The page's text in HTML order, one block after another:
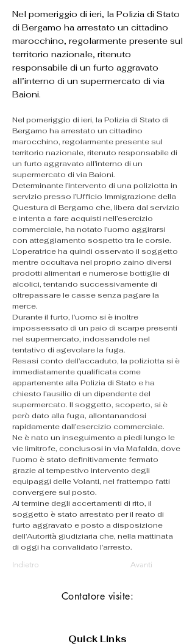
Nel pomeriggio di ieri, la Polizia di Stato
di Bergamo ha arrestato un cittadino
marocchino, regolarmente presente sul
territorio nazionale, ritenuto
responsabile di un furto aggravato
all’interno di un supermercato di via
Baioni.
Nel pomeriggio di ieri, la Polizia di Stato di
Bergamo ha arrestato un cittadino
marocchino, regolarmente presente sul
territorio nazionale, ritenuto responsabile di
un furto aggravato all’interno di un
supermercato di via Baioni.
Determinante l’intervento di una poliziotta in
servizio presso l’Ufficio Immigrazione della
Questura di Bergamo che, libera dal servizio
e intenta a fare acquisti nell’esercizio
commerciale, ha notato l’uomo aggirarsi
con atteggiamento sospetto tra le corsie.
L’operatrice ha quindi osservato il soggetto
mentre occultava nel proprio zaino diversi
prodotti alimentari e numerose bottiglie di
alcolici, tentando successivamente di
oltrepassare le casse senza pagare la
merce.
Durante il furto, l’uomo si è inoltre
impossessato di un paio di scarpe presenti
nel supermercato, indossandole nel
tentativo di agevolare la fuga.
Resasi conto dell’accaduto, la poliziotta si è
immediatamente qualificata come
appartenente alla Polizia di Stato e ha
chiesto l’ausilio di un dipendente del
supermercato. Il soggetto, scoperto, si è
però dato alla fuga, allontanandosi
rapidamente dall’esercizio commerciale.
Ne è nato un inseguimento a piedi lungo le
vie limitrofe, conclusosi in via Mafalda, dove
l’uomo è stato definitivamente fermato
grazie al tempestivo intervento degli
equipaggi delle Volanti, nel frattempo fatti
convergere sul posto.
Al termine degli accertamenti di rito, il
soggetto è stato arrestato per il reato di
furto aggravato e posto a disposizione
dell’Autorità giudiziaria che, nella mattinata
di oggi ha convalidato l’arresto.
Indietro Avanti
Contatore visite:
Quick Links